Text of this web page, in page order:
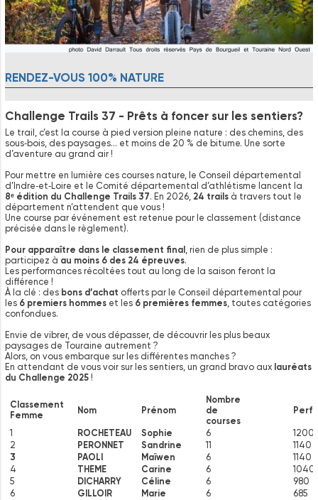
RENDEZ-VOUS 100% NATURE
Challenge Trails 37 - Prêts à foncer sur les sentiers?
Le trail, c’est la course à pied version pleine nature : des chemins, des
sous‑bois, des paysages… et moins de 20 % de bitume. Une sorte
d’aventure au grand air !
Pour mettre en lumière ces courses nature, le Conseil départemental
d’Indre‑et‑Loire et le Comité départemental d’athlétisme lancent la
8ᵉ édition du Challenge Trails 37. En 2026, 24 trails à travers tout le
département n’attendent que vous !
Une course par événement est retenue pour le classement (distance
précisée dans le règlement).
Pour apparaître dans le classement final , rien de plus simple :
participez à au moins 6 des 24 épreuves.
Les performances récoltées tout au long de la saison feront la
différence !
À la clé : des bons d’achat offerts par le Conseil départemental pour
les 6 premiers hommes et les 6 premières femmes, toutes catégories
confondues.
Envie de vibrer, de vous dépasser, de découvrir les plus beaux
paysages de Touraine autrement ?
Alors, on vous embarque sur les différentes manches ?
En attendant de vous voir sur les sentiers, un grand bravo aux lauréats
du Challenge 2025 !
Classement
Femme
Nom Prénom
Nombre
de
courses
1 ROCHETEAU Sophie 6
1200
2
PERONNET Sandrine 11
1140
3
PAOLI Maïwen 6
1140
4
THEME Carine 6
1040
5
DICHARRY Céline 6
980
6
GILLOIR Marie 6 685